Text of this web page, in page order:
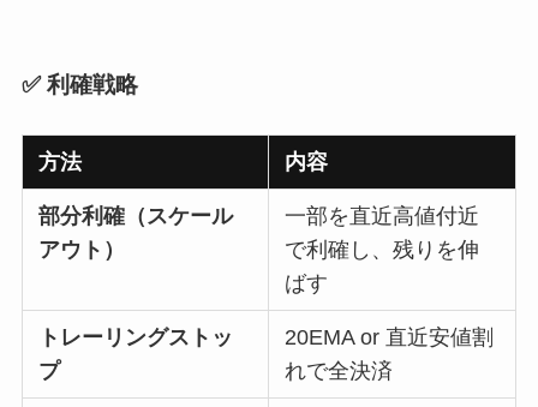
✅ 利確戦略
方法 内容
部分利確（スケール
アウト）
一部を直近高値付近
で利確し、残りを伸
ばす
トレーリングストッ
プ
20EMA or 直近安値割
れで全決済